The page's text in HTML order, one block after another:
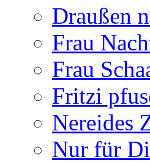
Draußen
Frau
Frau
Fritzi
Nereides
Nur für